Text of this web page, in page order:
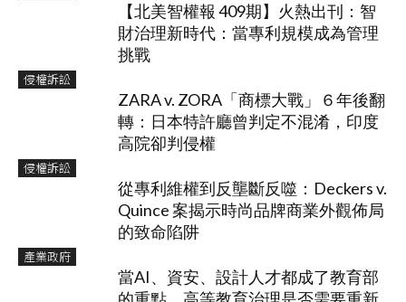
【北美智權報 409期】火熱出刊：智
財治理新時代：當專利規模成為管理
挑戰
侵權訴訟
ZARA v. ZORA「商標大戰」６年後翻
轉：日本特許廳曾判定不混淆，印度
高院卻判侵權
侵權訴訟
從專利維權到反壟斷反噬：Deckers v.
Quince 案揭示時尚品牌商業外觀佈局
的致命陷阱
產業政府
當AI、資安、設計人才都成了教育部